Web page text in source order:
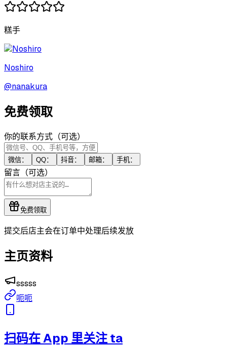
糕手
Noshiro
@nanakura
免费领取
你的联系方式（可选）
微信： QQ： 抖音： 邮箱： 手机：
留言（可选）
免费领取
提交后店主会在订单中处理后续发放
主页资料
sssss
呃呃
扫码在 App 里关注 ta